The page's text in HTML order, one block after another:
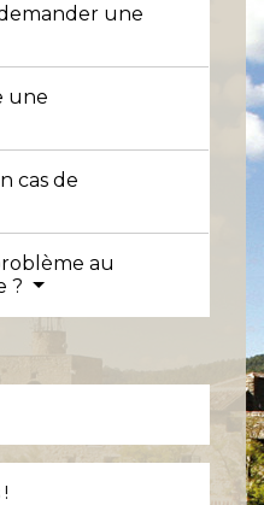
une
une
cas de
au
?